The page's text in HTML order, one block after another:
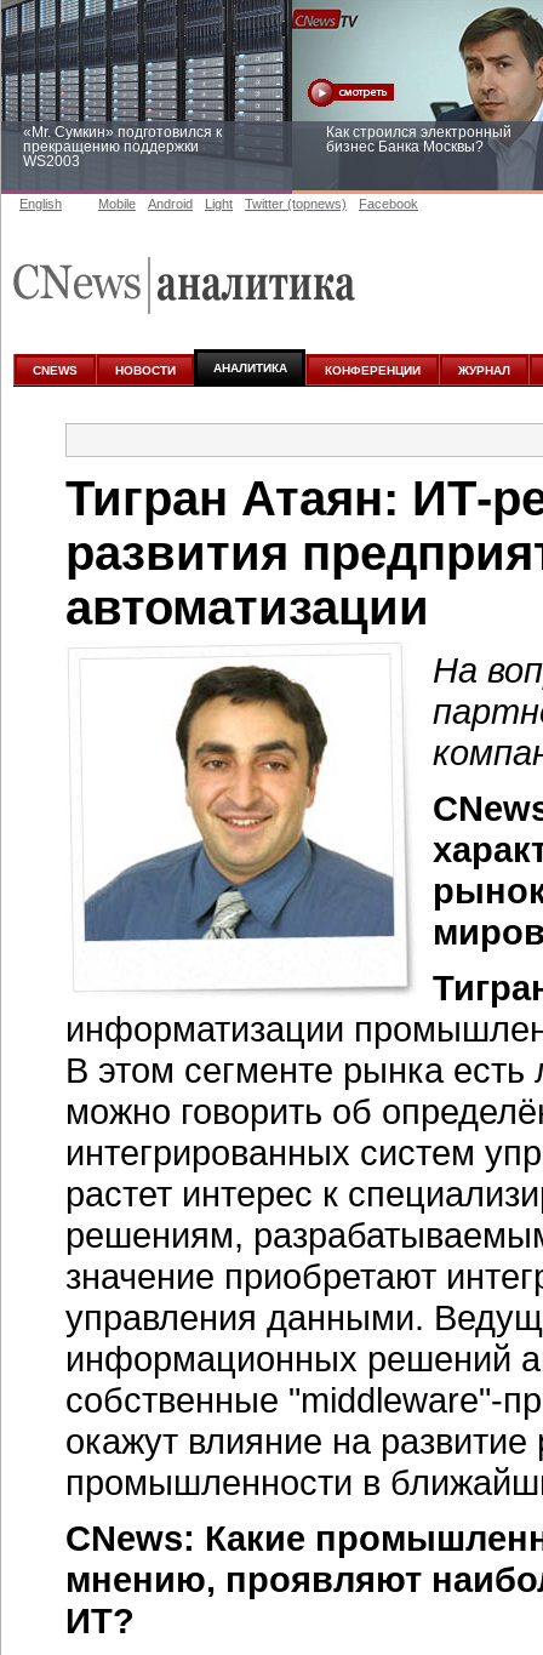
«Mr. Сумкин» подготовился к
прекращению поддержки
WS2003
Как строился электронный
бизнес Банка Москвы?
аналитике
English Mobile Android Light Twitter (topnews) Facebook
CNEWS НОВОСТИ АНАЛИТИКА КОНФЕРЕНЦИИ ЖУРНАЛ
Тигран Атаян: ИТ-
развития
автоматизации
На
информатизации
В этом сегменте рынка
можно говорить об
интегрированных систем
растет интерес к
решениям,
значение приобретают
управления данными.
информационных решений
собственные "middleware"-
окажут влияние на
промышленности в
CNews: Какие
мнению, проявляют
ИТ?